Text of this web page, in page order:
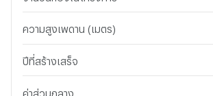
ความสูงเพดาน (เมตร)
ปีที่สร้างเสร็จ
ค่าส่วนกลาง